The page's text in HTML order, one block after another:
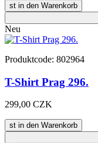
st in den Warenkorb
Neu
Produktcode: 802964
T-Shirt Prag 296.
299,00 CZK
st in den Warenkorb